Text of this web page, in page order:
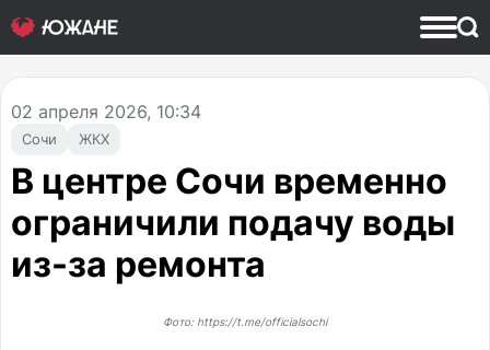
Сочи ЖКХ
02 апреля 2026, 10:34
В центре Сочи временно
ограничили подачу воды
из-за ремонта
Фото: https://t.me/officialsochi